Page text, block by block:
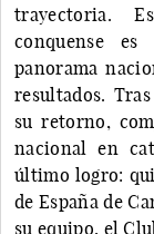
trayectoria.
conquense
panorama
resultados.
su retorno,
nacional en
último logro:
de España de
su equipo, el